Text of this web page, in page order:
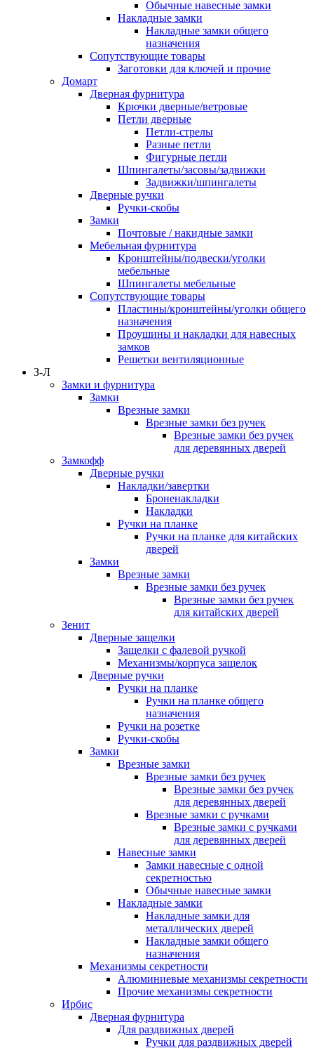
Обычные навесные замки
Накладные замки
Накладные замки общего
назначения
Сопутствующие товары
Заготовки для ключей и прочие
Домарт
Дверная фурнитура
Крючки дверные/ветровые
Петли дверные
Петли-стрелы
Разные петли
Фигурные петли
Шпингалеты/засовы/задвижки
Задвижки/шпингалеты
Дверные ручки
Ручки-скобы
Замки
Почтовые / накидные замки
Мебельная фурнитура
Кронштейны/подвески/уголки
мебельные
Шпингалеты мебельные
Сопутствующие товары
Пластины/кронштейны/уголки общего
назначения
Проушины и накладки для навесных
замков
Решетки вентиляционные
З-Л
Замки и фурнитура
Замки
Врезные замки
Врезные замки без ручек
Врезные замки без ручек
для деревянных дверей
Замкофф
Дверные ручки
Накладки/завертки
Броненакладки
Накладки
Ручки на планке
Ручки на планке для китайских
дверей
Замки
Врезные замки
Врезные замки без ручек
Врезные замки без ручек
для китайских дверей
Зенит
Дверные защелки
Защелки с фалевой ручкой
Механизмы/корпуса защелок
Дверные ручки
Ручки на планке
Ручки на планке общего
назначения
Ручки на розетке
Ручки-скобы
Замки
Врезные замки
Врезные замки без ручек
Врезные замки без ручек
для деревянных дверей
Врезные замки с ручками
Врезные замки с ручками
для деревянных дверей
Навесные замки
Замки навесные с одной
секретностью
Обычные навесные замки
Накладные замки
Накладные замки для
металлических дверей
Накладные замки общего
назначения
Механизмы секретности
Алюминиевые механизмы секретности
Прочие механизмы секретности
Ирбис
Дверная фурнитура
Для раздвижных дверей
Ручки для раздвижных дверей